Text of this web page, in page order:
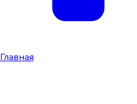
Главная